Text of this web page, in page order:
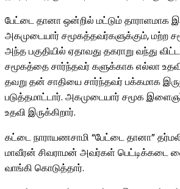
பேட்டை தானா ஒன்றில் மட்டும் தாராளமாக
அகமுடையார் சமூகத்தவர்களுக்கும், மற்ற
அந்த பகுதியில் ஏதாவது தகராறு வந்து
சமூகத்தை சார்ந்தவர் களுக்காக எல்லா
தவறு தன் சாதியை சார்ந்தவர் பக்கமாக
படுத்தமாட்டார். அகமுடையார் சமூக
உதவி இருக்கிறார்.
கட்டை நாராயணசாமி “பேட்டை தானா”
மாவீரன் சிவராமன் அவர்கள்
வாங்கி கொடுத்தார்.